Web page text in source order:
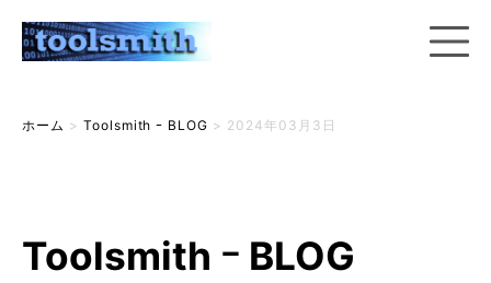
ホーム > Toolsmith ｰ BLOG > 2024年03月3日
Toolsmith ｰ BLOG